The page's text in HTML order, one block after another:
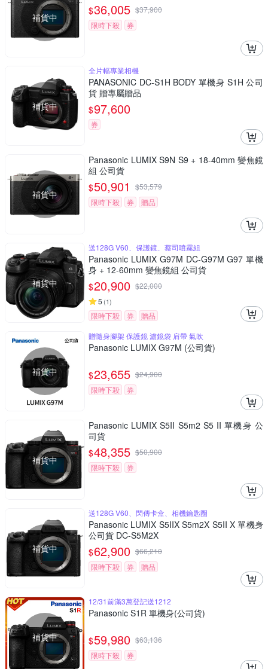
補貨中
$36,005 $37,900
限時下殺
券
補貨中
全片幅專業相機
PANASONIC DC-S1H BODY 單機身 S1H 公司
貨 贈專屬贈品
$97,600
券
補貨中
Panasonic LUMIX S9N S9 + 18-40mm 變焦鏡
組 公司貨
$50,901 $53,579
限時下殺
券 贈品
補貨中
送128G V60、保護鏡、蔡司噴霧組
Panasonic LUMIX G97M DC-G97M G97 單機
身 + 12-60mm 變焦鏡組 公司貨
$20,900 $22,000
5 (1)
限時下殺 券 贈品
補貨中
贈隨身腳架 保護鏡 濾鏡袋 肩帶 氣吹
Panasonic LUMIX G97M (公司貨)
$23,655 $24,900
限時下殺
券
補貨中
Panasonic LUMIX S5II S5m2 S5 II 單機身 公
司貨
$48,355 $50,900
限時下殺
券
補貨中
送128G V60、閃傳卡盒、相機鑰匙圈
Panasonic LUMIX S5IIX S5m2X S5II X 單機身
公司貨 DC-S5M2X
$62,900 $66,210
限時下殺
券 贈品
補貨中
12/31前滿3萬登記送1212
Panasonic S1R 單機身(公司貨)
$59,980 $63,136
限時下殺
券